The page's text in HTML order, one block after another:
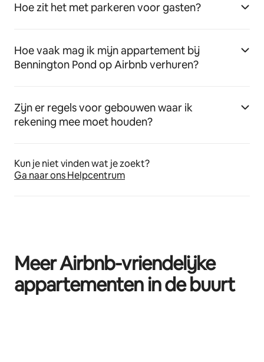
Hoe zit het met parkeren voor gasten?
Hoe vaak mag ik mijn appartement bij
Bennington Pond op Airbnb verhuren?
Zijn er regels voor gebouwen waar ik
rekening mee moet houden?
Kun je niet vinden wat je zoekt?
Ga naar ons Helpcentrum
Meer Airbnb-vriendelijke
appartementen in de buurt